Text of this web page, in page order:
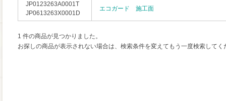
JP0123263A0001T
JP0613263X0001D
エコガード 施工面
1 件の商品が見つかりました。
お探しの商品が表示されない場合は、検索条件を変えてもう一度検索してく